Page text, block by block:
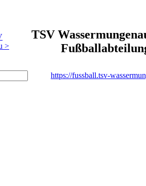
TSV
https://fussball.tsv-